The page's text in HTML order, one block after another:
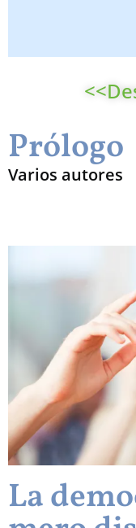
Prólogo
Varios autores
La